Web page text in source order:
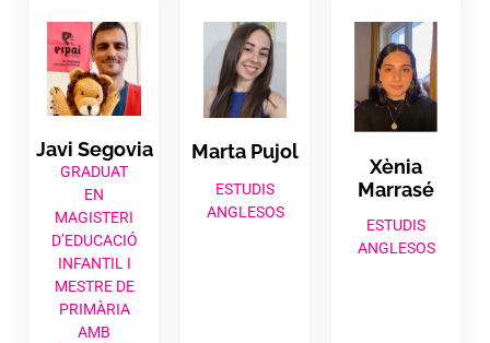
Javi Segovia​
GRADUAT
EN
MAGISTERI
D’EDUCACIÓ
INFANTIL I
MESTRE DE
PRIMÀRIA
AMB
Marta Pujol
ESTUDIS
ANGLESOS
Xènia
Marrasé​
ESTUDIS
ANGLESOS